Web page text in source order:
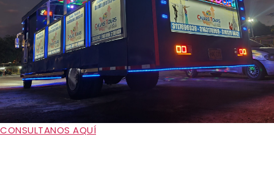
CONSULTANOS AQUÍ